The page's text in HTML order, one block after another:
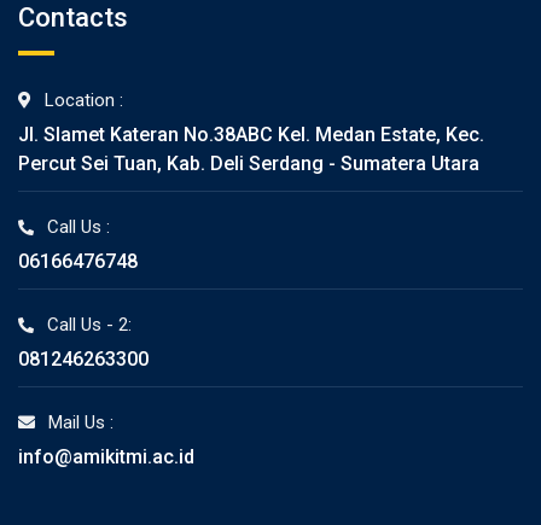
Contacts
Location :
Jl. Slamet Kateran No.38ABC Kel. Medan Estate, Kec.
Percut Sei Tuan, Kab. Deli Serdang - Sumatera Utara
Call Us :
06166476748
Call Us - 2:
081246263300
Mail Us :
info@amikitmi.ac.id